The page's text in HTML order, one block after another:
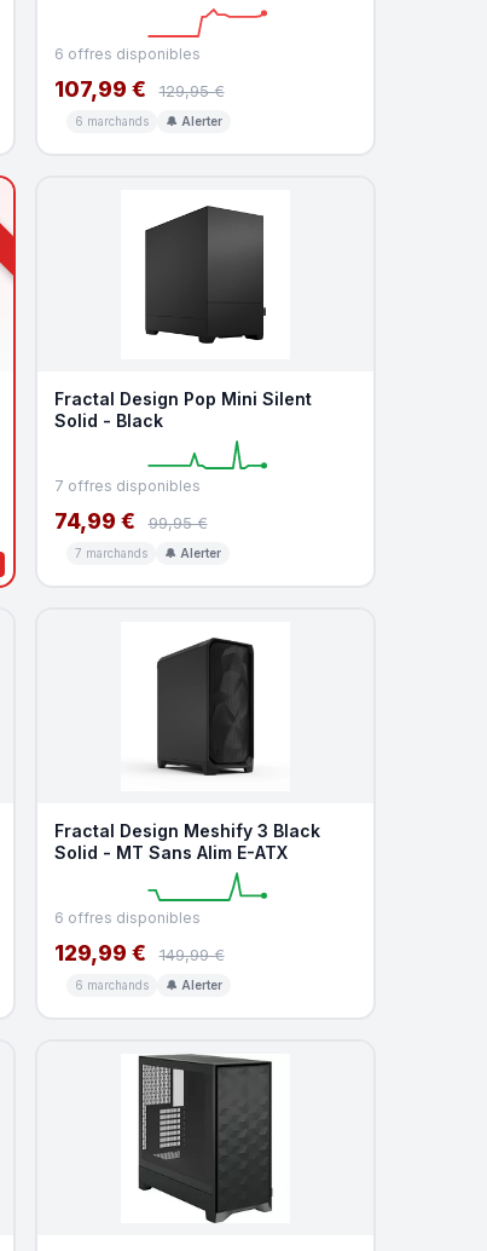
6 offres disponibles
107,99 € 129,95 €
6 marchands 🔔 Alerter
Fractal Design Pop Mini Silent
Solid - Black
7 offres disponibles
74,99 € 99,95 €
7 marchands 🔔 Alerter
Fractal Design Meshify 3 Black
Solid - MT Sans Alim E-ATX
6 offres disponibles
129,99 € 149,99 €
6 marchands 🔔 Alerter